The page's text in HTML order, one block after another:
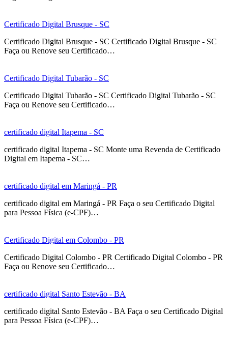
Certificado Digital Brusque - SC
Certificado Digital Brusque - SC Certificado Digital Brusque - SC
Faça ou Renove seu Certificado…
Certificado Digital Tubarão - SC
Certificado Digital Tubarão - SC Certificado Digital Tubarão - SC
Faça ou Renove seu Certificado…
certificado digital Itapema - SC
certificado digital Itapema - SC Monte uma Revenda de Certificado
Digital em Itapema - SC…
certificado digital em Maringá - PR
certificado digital em Maringá - PR Faça o seu Certificado Digital
para Pessoa Física (e-CPF)…
Certificado Digital em Colombo - PR
Certificado Digital Colombo - PR Certificado Digital Colombo - PR
Faça ou Renove seu Certificado…
certificado digital Santo Estevão - BA
certificado digital Santo Estevão - BA Faça o seu Certificado Digital
para Pessoa Física (e-CPF)…